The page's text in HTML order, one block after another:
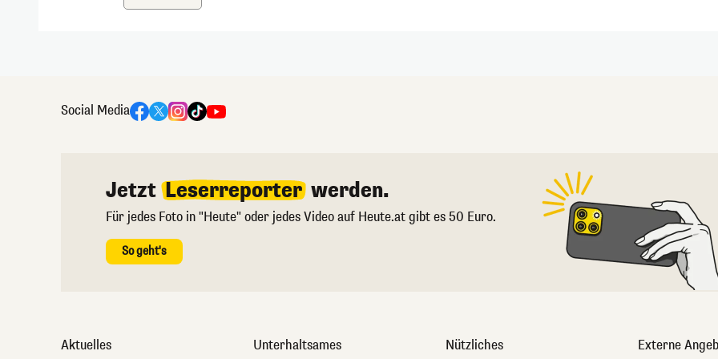
Social Media
Jetzt Leserreporter werden.
Für jedes Foto in "Heute" oder jedes Video auf Heute.at gibt es 50 Euro.
So geht's
Aktuelles Unterhaltsames Nützliches Externe